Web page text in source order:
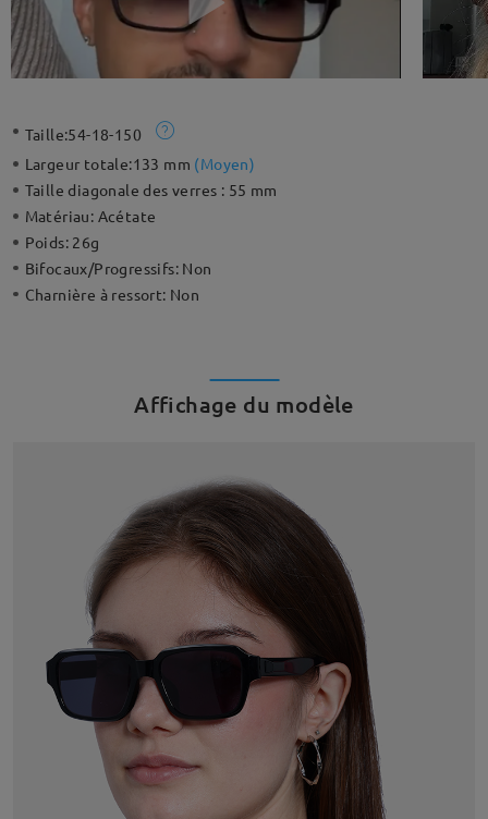
Taille:54-18-150
Largeur totale:133 mm (Moyen)
Taille diagonale des verres : 55 mm
Matériau: Acétate
Poids: 26g
Bifocaux/Progressifs: Non
Charnière à ressort: Non
Affichage du modèle